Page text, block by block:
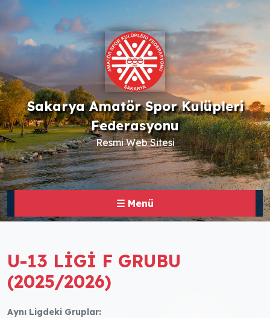
Sakarya Amatör Spor Kulüpleri
Federasyonu
Resmi Web Sitesi
☰ Menü
U-13 LİGİ F GRUBU
(2025/2026)
Aynı Ligdeki Gruplar: